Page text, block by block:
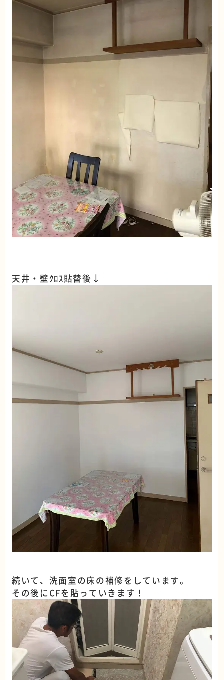
天井・壁ｸﾛｽ貼替後↓
続いて、洗面室の床の補修をしています。
その後にCFを貼っていきます！